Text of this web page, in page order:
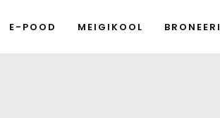
E-POOD MEIGIKOOL BRONEERI